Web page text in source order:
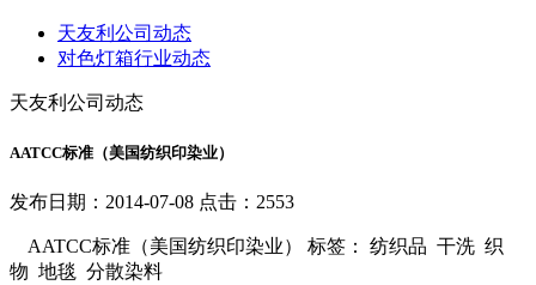
天友利公司动态
对色灯箱行业动态
天友利公司动态
AATCC标准（美国纺织印染业）
发布日期：2014-07-08 点击：2553
AATCC标准（美国纺织印染业） 标签： 纺织品 干洗 织
物 地毯 分散染料